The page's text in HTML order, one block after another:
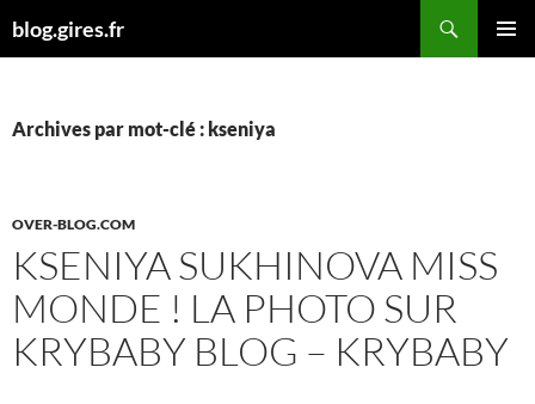
aublog.gires.fr
Archives par mot-clé : kseniya
OVER-BLOG.COM
KSENIYA SUKHINOVA MISS
MONDE ! LA PHOTO SUR
KRYBABY BLOG – KRYBABY
…